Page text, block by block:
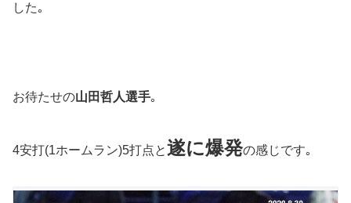
した｡
お待たせの山田哲人選手｡
4安打(1ホームラン)5打点と遂に爆発の感じです｡